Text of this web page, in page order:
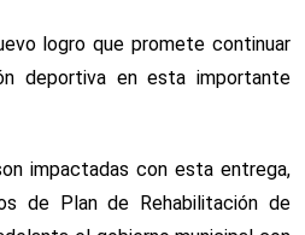
logro que promete continuar
deportiva en esta importante
impactadas con esta entrega,
de Plan de Rehabilitación de